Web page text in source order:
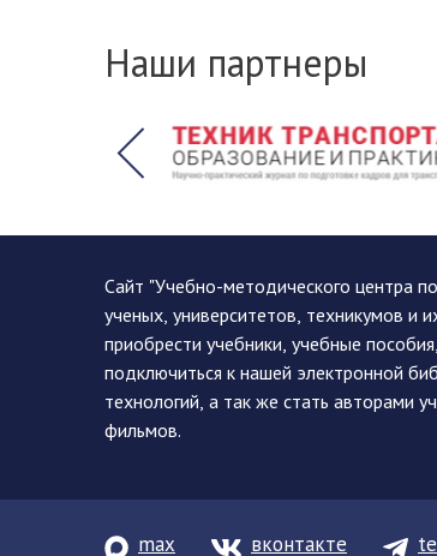
Наши партнеры
Сайт "Учебно-методического центра
ученых, университетов, техникумов
приобрести учебники, учебные
подключиться к нашей электронной
технологий, а так же стать авторами
фильмов.
max вконтакте